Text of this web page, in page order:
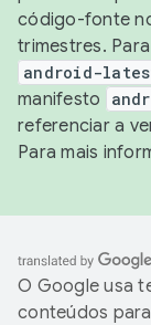
código-fonte
trimestres.
android-
manifesto
referenciar a
Para mais
O Google usa
conteúdos